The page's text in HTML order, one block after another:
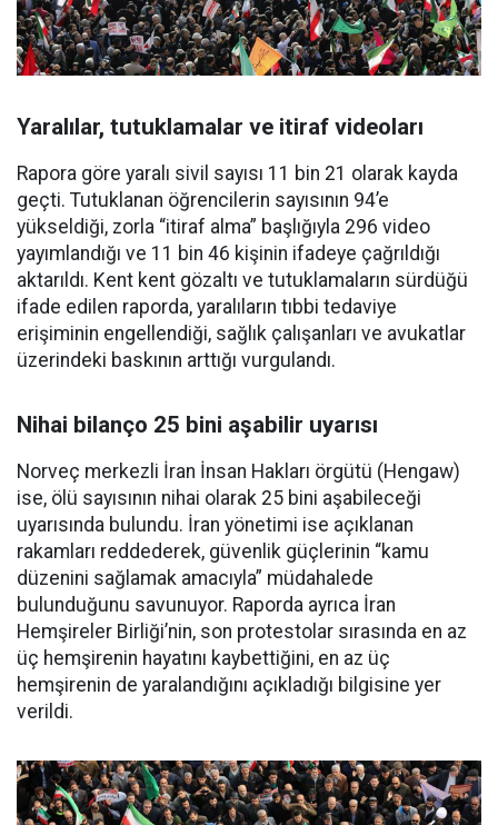
Yaralılar, tutuklamalar ve itiraf videoları
Rapora göre yaralı sivil sayısı 11 bin 21 olarak kayda
geçti. Tutuklanan öğrencilerin sayısının 94’e
yükseldiği, zorla “itiraf alma” başlığıyla 296 video
yayımlandığı ve 11 bin 46 kişinin ifadeye çağrıldığı
aktarıldı. Kent kent gözaltı ve tutuklamaların sürdüğü
ifade edilen raporda, yaralıların tıbbi tedaviye
erişiminin engellendiği, sağlık çalışanları ve avukatlar
üzerindeki baskının arttığı vurgulandı.
Nihai bilanço 25 bini aşabilir uyarısı
Norveç merkezli İran İnsan Hakları örgütü (Hengaw)
ise, ölü sayısının nihai olarak 25 bini aşabileceği
uyarısında bulundu. İran yönetimi ise açıklanan
rakamları reddederek, güvenlik güçlerinin “kamu
düzenini sağlamak amacıyla” müdahalede
bulunduğunu savunuyor. Raporda ayrıca İran
Hemşireler Birliği’nin, son protestolar sırasında en az
üç hemşirenin hayatını kaybettiğini, en az üç
hemşirenin de yaralandığını açıkladığı bilgisine yer
verildi.